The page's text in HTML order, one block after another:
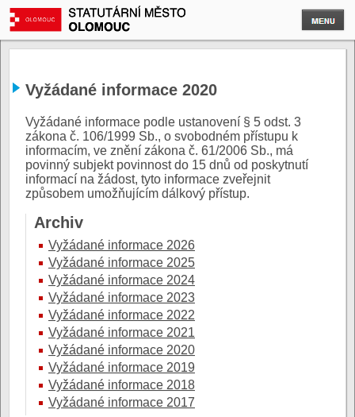
Vyžádané informace 2020
Vyžádané informace podle ustanovení § 5 odst. 3
zákona č. 106/1999 Sb., o svobodném přístupu k
informacím, ve znění zákona č. 61/2006 Sb., má
povinný subjekt povinnost do 15 dnů od poskytnutí
informací na žádost, tyto informace zveřejnit
způsobem umožňujícím dálkový přístup.
Archiv
Vyžádané informace 2026
Vyžádané informace 2025
Vyžádané informace 2024
Vyžádané informace 2023
Vyžádané informace 2022
Vyžádané informace 2021
Vyžádané informace 2020
Vyžádané informace 2019
Vyžádané informace 2018
Vyžádané informace 2017